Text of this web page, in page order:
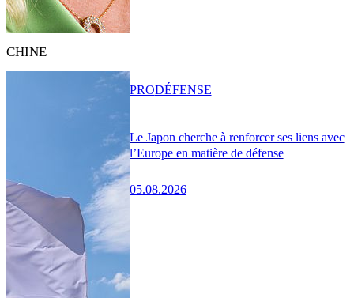
CHINE
Le Japon cherche à renforcer ses liens avec
l’Europe en matière de défense
05.08.2026
PRODÉFENSE